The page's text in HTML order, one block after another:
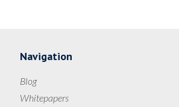
Navigation
Blog
Whitepapers